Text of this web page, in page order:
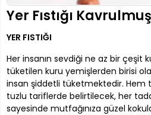
Yer Fıstığı Kavrulmuş
YER FISTIĞI
Her insanın sevdiği ne az bir çeşit
tüketilen kuru yemişlerden birisi
insan şiddetli tüketmektedir. Hem
tuzlu tariflerde belirtilecek, her
sayesinde mutfağınıza güzel